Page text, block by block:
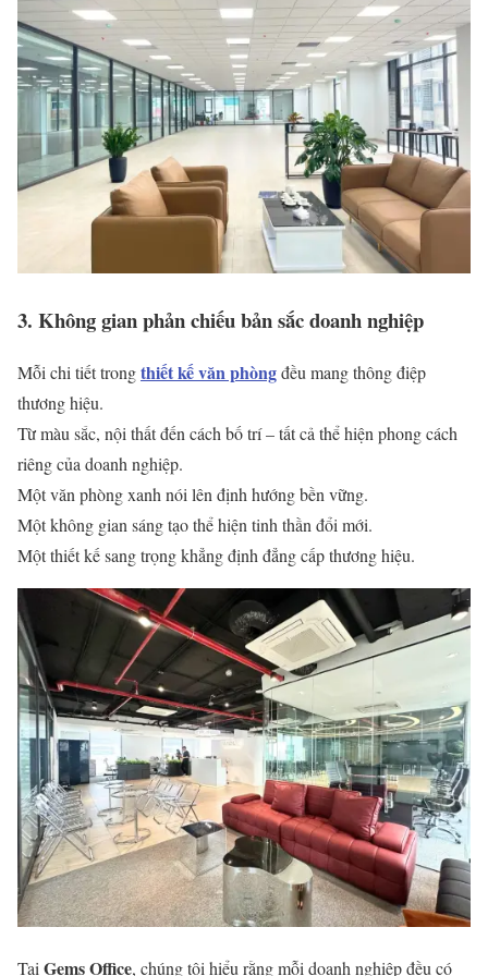
3. Không gian phản chiếu bản sắc doanh nghiệp
Mỗi chi tiết trongthiết kế văn phòngđều mang thông điệp
thương hiệu.
Từ màu sắc, nội thất đến cách bố trí – tất cả thể hiện phong cách
riêng của doanh nghiệp.
Một văn phòng xanh nói lên định hướng bền vững.
Một không gian sáng tạo thể hiện tinh thần đổi mới.
Một thiết kế sang trọng khẳng định đẳng cấp thương hiệu.
Tại Gems Office, chúng tôi hiểu rằng mỗi doanh nghiệp đều có